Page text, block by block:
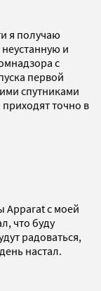
я получаю
и
с
первой
спутниками
точно в
Apparat с моей
что буду
радоваться,
настал.